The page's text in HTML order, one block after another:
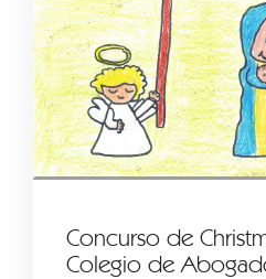
Concurso de
Colegio de